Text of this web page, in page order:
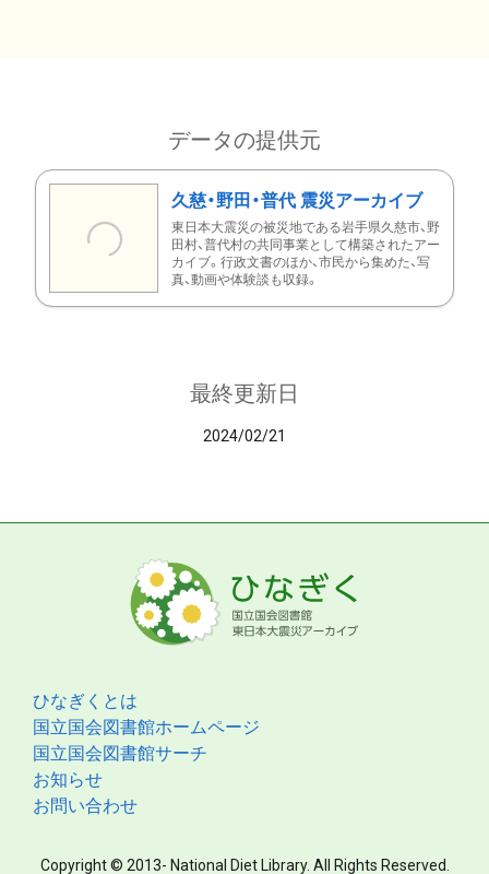
データの提供元
久慈・野田・普代 震災アーカイブ
東日本大震災の被災地である岩手県久慈市、野
田村、普代村の共同事業として構築されたアー
カイブ。行政文書のほか、市民から集めた、写
真、動画や体験談も収録。
最終更新日
2024/02/21
ひなぎくとは
国立国会図書館ホームページ
国立国会図書館サーチ
お知らせ
お問い合わせ
Copyright © 2013- National Diet Library. All Rights Reserved.